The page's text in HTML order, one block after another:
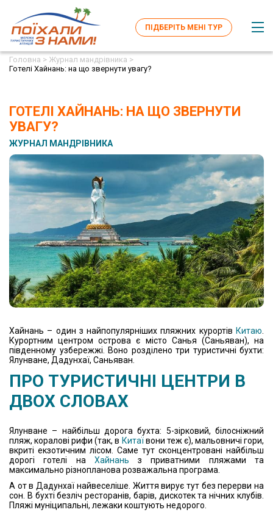
ПІДБЕРІТЬ МЕНІ ТУР
Головна > Журнал мандрівника >
Готелі Хайнань: на що звернути увагу?
ГОТЕЛІ ХАЙНАНЬ: НА ЩО ЗВЕРНУТИ
УВАГУ?
ЖУРНАЛ МАНДРІВНИКА
Хайнань – один з найпопулярніших пляжних курортів Китаю.
Курортним центром острова є місто Санья (Саньяван), на
південному узбережжі. Воно розділено три туристичні бухти:
Ялунване, Дадунхаї, Саньяван.
ПРО ТУРИСТИЧНІ ЦЕНТРИ В
ДВОХ СЛОВАХ
Ялунване – найбільш дорога бухта: 5-зірковий, білосніжний
пляж, коралові рифи (так, в Китаївони теж є), мальовничі гори,
вкриті екзотичним лісом. Саме тут сконцентровані найбільш
дорогі готелі на Хайнань з приватними пляжами та
максимально різнопланова розважальна програма.
А от в Дадунхаї найвеселіше. Життя вирує тут без перерви на
сон. В бухті безліч ресторанів, барів, дискотек та нічних клубів.
Пляжі муніципальні, лежаки коштують недорого.